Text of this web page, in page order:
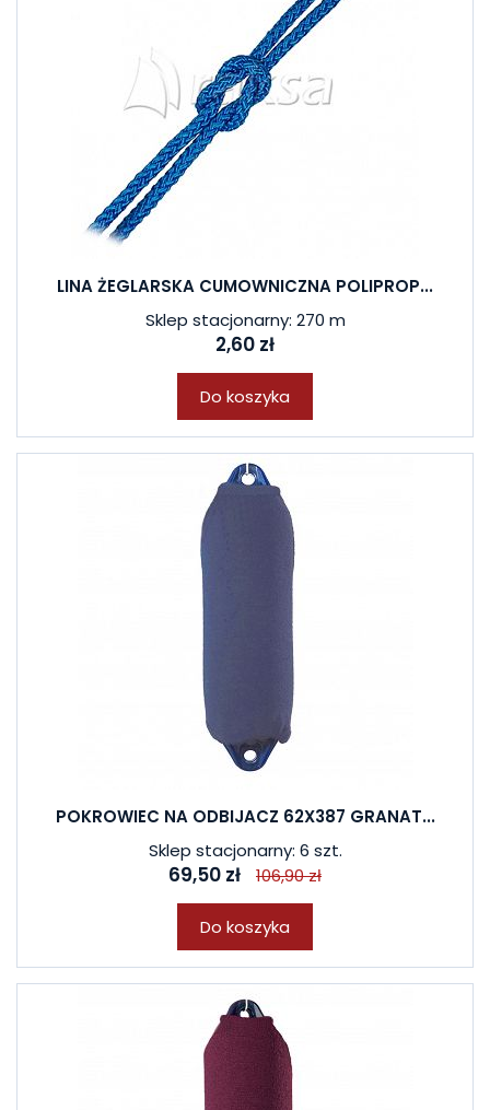
LINA ŻEGLARSKA CUMOWNICZNA POLIPROP...
Sklep stacjonarny: 270 m
2,60 zł
Do koszyka
POKROWIEC NA ODBIJACZ 62X387 GRANAT...
Sklep stacjonarny: 6 szt.
69,50 zł 106,90 zł
Do koszyka